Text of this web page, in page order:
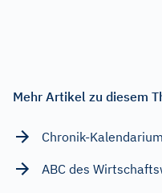
Mehr Artikel zu diesem
Chronik-
ABC des